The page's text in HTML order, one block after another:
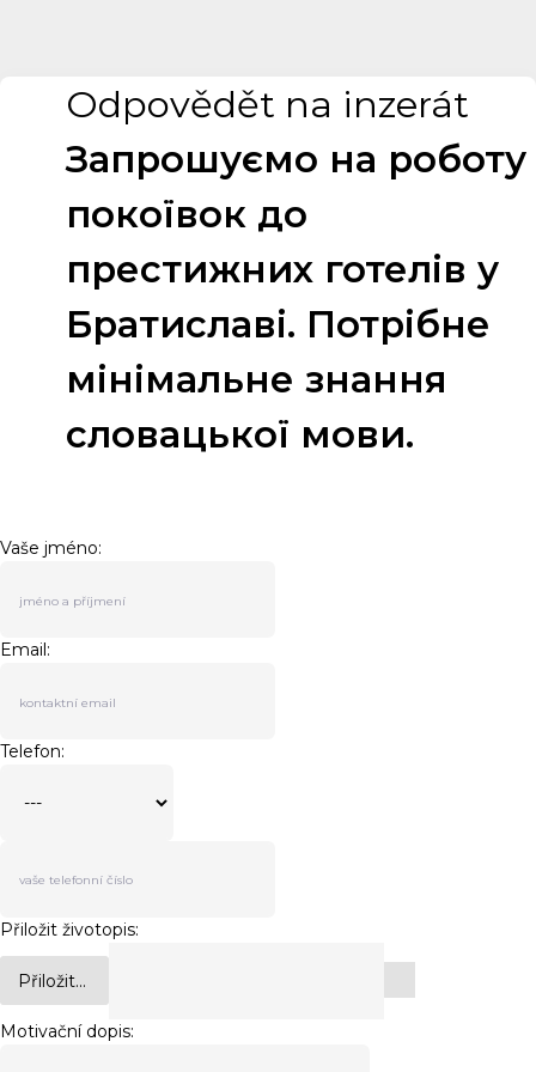
Odpovědět na inzerát
Запрошуємо на роботу
покоївок до
престижних готелів у
Братиславі. Потрібне
мінімальне знання
словацької мови.
Vaše jméno:
Email:
Telefon:
Přiložit životopis:
Přiložit...
Motivační dopis: